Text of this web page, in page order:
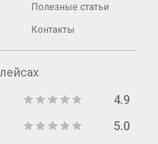
Полезные статьи
Контакты
4.9
5.0